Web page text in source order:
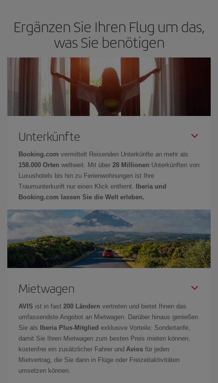
Ergänzen Sie Ihren Flug um das,
was Sie benötigen
Unterkünfte
Booking.com vermittelt Reisenden Unterkünfte an mehr als
158.000 Orten weltweit. Mit über 28 Millionen Unterkünften von
Luxushotels bis hin zu Ferienwohnungen ist Ihre
Traumunterkunft nur einen Klick entfernt.
Iberia und
Booking.com lassen Sie die Welt erleben.
Mietwagen
AVIS ist in fast 200 Ländern vertreten und bietet Ihnen das
umfassendste Angebot an Mietwagen. Darüber hinaus genießen
Sie als
Iberia Plus-Mitglied exklusive Vorteile: Sondertarife,
damit Sie Ihren Mietwagen zum besten Preis mieten können,
kostenfrei ein zusätzlicher Fahrer und Avios für jeden
Mietvertrag, die Sie dann in Flüge oder Freizeitaktivitäten
umsetzen können.